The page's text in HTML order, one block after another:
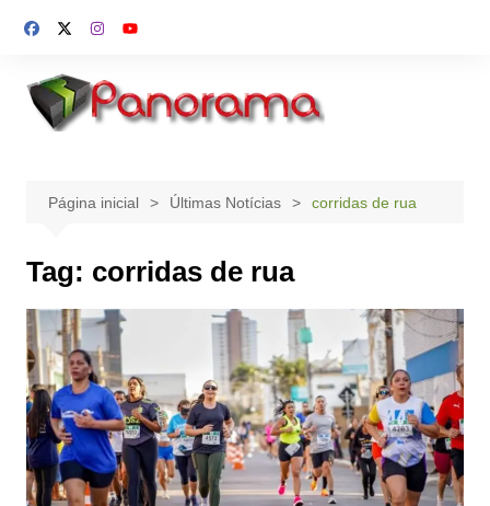
para
conteúdo
Página inicial Últimas Notícias corridas de rua
Tag: corridas de rua